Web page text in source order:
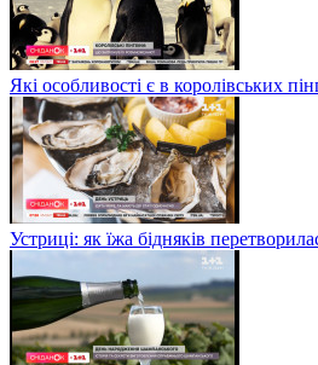
Які особливості є в королівських
Устриці: як їжа бідняків